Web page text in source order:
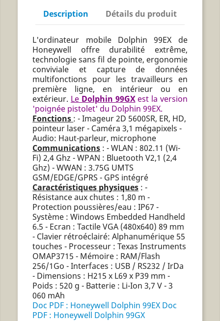
Description Détails du produit
L'ordinateur mobile Dolphin 99EX de
Honeywell offre durabilité extrême,
technologie sans fil de pointe, ergonomie
conviviale et capture de données
multifonctions pour les travailleurs en
première ligne, en intérieur ou en
extérieur. LeDolphin 99GXest la version
'poignée pistolet' du Dolphin 99EX.
Fonctions : - Imageur 2D 5600SR, ER, HD,
pointeur laser - Caméra 3,1 mégapixels -
Audio: Haut-parleur, microphone
Communications : - WLAN : 802.11 (Wi-
Fi) 2,4 Ghz - WPAN : Bluetooth V2,1 (2,4
Ghz) - WWAN : 3.75G UMTS
GSM/EDGE/GPRS - GPS intégré
Caractéristiques physiques : -
Résistance aux chutes : 1,80 m -
Protection poussières/eau : IP67 -
Système : Windows Embedded Handheld
6.5 - Ecran : Tactile VGA (480x640) 89 mm
- Clavier rétroéclairé: Alphanumérique 55
touches - Processeur : Texas Instruments
OMAP3715 - Mémoire : RAM/Flash
256/1Go - Interfaces : USB / RS232 / IrDa
- Dimensions : H215 x L69 x P39 mm -
Poids : 520 g - Batterie : Li-Ion 3,7 V - 3
060 mAh
Doc PDF : Honeywell Dolphin 99EX Doc
PDF : Honeywell Dolphin 99GX